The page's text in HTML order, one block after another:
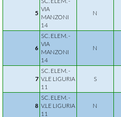
5
VIA
MANZONI
14
N
6
SC. ELEM. -
VIA
MANZONI
14
N
7
SC. ELEM. -
V.LE LIGURIA
11
S
8
SC. ELEM. -
V.LE LIGURIA
11
N